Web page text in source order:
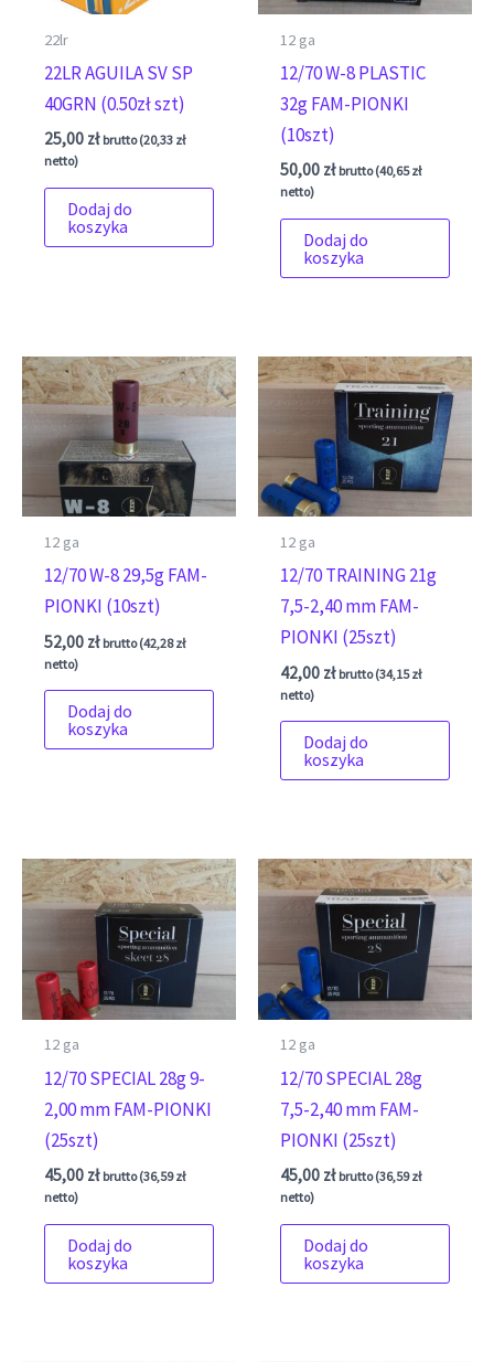
22lr
22LR AGUILA SV SP
40GRN (0.50zł szt)
25,00 zł brutto (20,33 zł
netto)
Dodaj do
koszyka
12 ga
12/70 W-8 PLASTIC
32g FAM-PIONKI
(10szt)
50,00 zł brutto (40,65zł
netto)
Dodaj do
koszyka
12 ga
12/70 W-8 29,5g FAM-
PIONKI (10szt)
52,00 zł brutto (42,28zł
netto)
Dodaj do
koszyka
12 ga
12/70 TRAINING 21g
7,5-2,40 mm FAM-
PIONKI (25szt)
42,00 zł brutto (34,15zł
netto)
Dodaj do
koszyka
12 ga
12/70 SPECIAL 28g 9-
2,00 mm FAM-PIONKI
(25szt)
45,00 zł brutto (36,59zł
netto)
Dodaj do
koszyka
12 ga
12/70 SPECIAL 28g
7,5-2,40 mm FAM-
PIONKI (25szt)
45,00 zł brutto (36,59zł
netto)
Dodaj do
koszyka